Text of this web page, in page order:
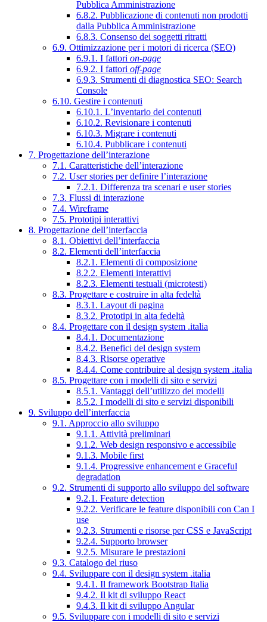
Pubblica Amministrazione
6.8.2. Pubblicazione di contenuti non prodotti
dalla Pubblica Amministrazione
6.8.3. Consenso dei soggetti ritratti
6.9. Ottimizzazione per i motori di ricerca (SEO)
6.9.1. I fattori on-page
6.9.2. I fattori off-page
6.9.3. Strumenti di diagnostica SEO: Search
Console
6.10. Gestire i contenuti
6.10.1. L’inventario dei contenuti
6.10.2. Revisionare i contenuti
6.10.3. Migrare i contenuti
6.10.4. Pubblicare i contenuti
7. Progettazione dell’interazione
7.1. Caratteristiche dell’interazione
7.2. User stories per definire l’interazione
7.2.1. Differenza tra scenari e user stories
7.3. Flussi di interazione
7.4. Wireframe
7.5. Prototipi interattivi
8. Progettazione dell’interfaccia
8.1. Obiettivi dell’interfaccia
8.2. Elementi dell’interfaccia
8.2.1. Elementi di composizione
8.2.2. Elementi interattivi
8.2.3. Elementi testuali (microtesti)
8.3. Progettare e costruire in alta fedeltà
8.3.1. Layout di pagina
8.3.2. Prototipi in alta fedeltà
8.4. Progettare con il design system .italia
8.4.1. Documentazione
8.4.2. Benefici del design system
8.4.3. Risorse operative
8.4.4. Come contribuire al design system .italia
8.5. Progettare con i modelli di sito e servizi
8.5.1. Vantaggi dell’utilizzo dei modelli
8.5.2. I modelli di sito e servizi disponibili
9. Sviluppo dell’interfaccia
9.1. Approccio allo sviluppo
9.1.1. Attività preliminari
9.1.2. Web design responsivo e accessibile
9.1.3. Mobile first
9.1.4. Progressive enhancement e Graceful
degradation
9.2. Strumenti di supporto allo sviluppo del software
9.2.1. Feature detection
9.2.2. Verificare le feature disponibili con Can I
use
9.2.3. Strumenti e risorse per CSS e JavaScript
9.2.4. Supporto browser
9.2.5. Misurare le prestazioni
9.3. Catalogo del riuso
9.4. Sviluppare con il design system .italia
9.4.1. Il framework Bootstrap Italia
9.4.2. Il kit di sviluppo React
9.4.3. Il kit di sviluppo Angular
9.5. Sviluppare con i modelli di sito e servizi